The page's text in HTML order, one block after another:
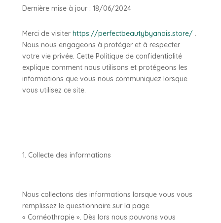
Dernière mise à jour : 18/06/2024
Merci de visiter https://perfectbeautybyanais.store/.
Nous nous engageons à protéger et à respecter
votre vie privée. Cette Politique de confidentialité
explique comment nous utilisons et protégeons les
informations que vous nous communiquez lorsque
vous utilisez ce site.
Collecte des informations
Nous collectons des informations lorsque vous vous
remplissez le questionnaire sur la page
« Cornéothrapie ». Dès lors nous pouvons vous